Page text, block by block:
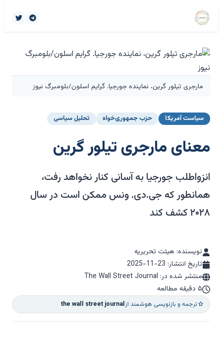
مارجری تیلور گرین، نماینده جورجیا. گرایم اسلون/بلومبرگ نیوز
سیاست آمریکا حزب جمهوری‌خواه تحلیل سیاسی
معنای مارجری تیلور گرین
انزواطلب جورجیا به آسانی کنار نخواهد رفت،
همانطور که جی.دی. ونس ممکن است در سال
۲۰۲۸ کشف کند
نویسنده: هیئت تحریریه
تاریخ انتشار: 2025-11-23
منتشر شده در: The Wall Street Journal
۵ دقیقه مطالعه
ترجمه و بازنویسی هوشمند ازthe wall street journal